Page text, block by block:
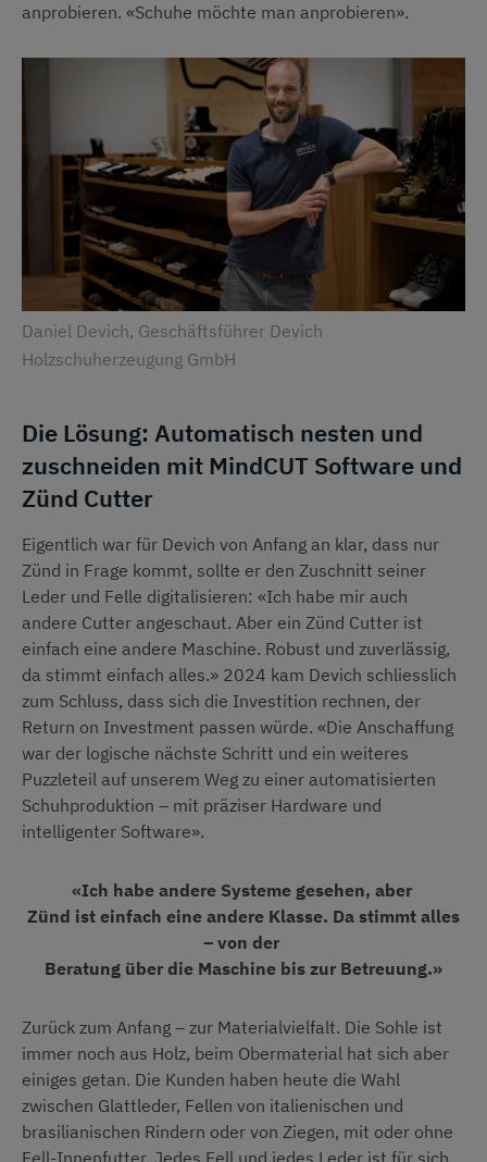
anprobieren. «Schuhe möchte man anprobieren».
Daniel Devich, Geschäftsführer Devich
Holzschuherzeugung GmbH
Die Lösung: Automatisch nesten und
zuschneiden mit MindCUT Software und
Zünd Cutter
Eigentlich war für Devich von Anfang an klar, dass nur
Zünd in Frage kommt, sollte er den Zuschnitt seiner
Leder und Felle digitalisieren: «Ich habe mir auch
andere Cutter angeschaut. Aber ein Zünd Cutter ist
einfach eine andere Maschine. Robust und zuverlässig,
da stimmt einfach alles.» 2024 kam Devich schliesslich
zum Schluss, dass sich die Investition rechnen, der
Return on Investment passen würde. «Die Anschaffung
war der logische nächste Schritt und ein weiteres
Puzzleteil auf unserem Weg zu einer automatisierten
Schuhproduktion – mit präziser Hardware und
intelligenter Software».
«Ich habe andere Systeme gesehen, aber
Zünd ist einfach eine andere Klasse. Da stimmt alles
– von der
Beratung über die Maschine bis zur Betreuung.»
Zurück zum Anfang – zur Materialvielfalt. Die Sohle ist
immer noch aus Holz, beim Obermaterial hat sich aber
einiges getan. Die Kunden haben heute die Wahl
zwischen Glattleder, Fellen von italienischen und
brasilianischen Rindern oder von Ziegen, mit oder ohne